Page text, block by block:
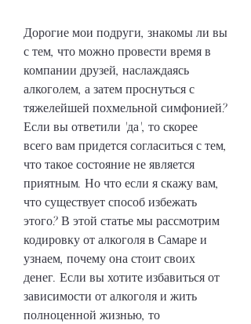
Дорогие мои подруги, знакомы ли вы
с тем, что можно провести время в
компании друзей, наслаждаясь
алкоголем, а затем проснуться с
тяжелейшей похмельной симфонией?
Если вы ответили 'да', то скорее
всего вам придется согласиться с тем,
что такое состояние не является
приятным. Но что если я скажу вам,
что существует способ избежать
этого? В этой статье мы рассмотрим
кодировку от алкоголя в Самаре и
узнаем, почему она стоит своих
денег. Если вы хотите избавиться от
зависимости от алкоголя и жить
полноценной жизнью, то